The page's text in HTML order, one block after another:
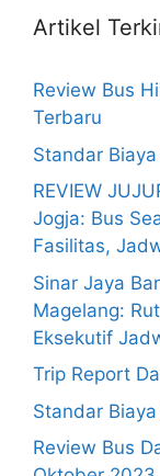
Artikel
Review Bus
Terbaru
Standar
REVIEW
Jogja: Bus
Fasilitas,
Sinar Jaya
Magelang:
Eksekutif
Trip Report
Standar
Review Bus